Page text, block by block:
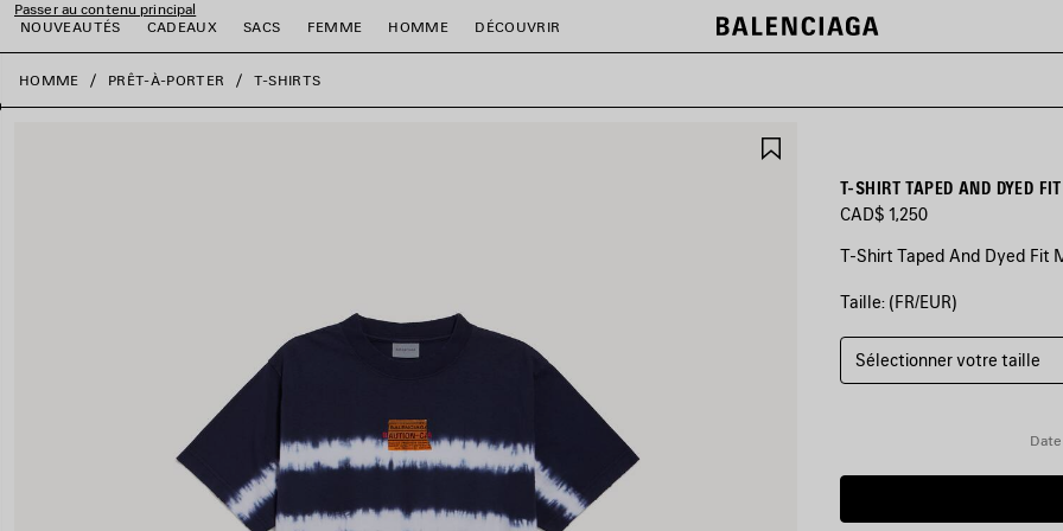
Passer au contenu principal
NOUVEAUTÉS
CADEAUX SACS FEMME HOMME DÉCOUVRIR
fermer la bannière
HOMME PRÊT-À-PORTER T-SHIRTS
FAVORIST-SHIRT TAPED AND DYED
CAD$ 1,250
T-Shirt Taped And Dyed Fit
COULEURS
BLEU
MARINE/BLANC
Taille: (FR/EUR)
Sélectionner votre taille